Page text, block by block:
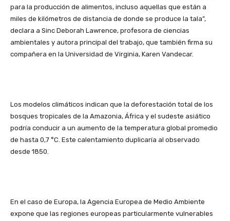
para la producción de alimentos, incluso aquellas que están a
miles de kilómetros de distancia de donde se produce la tala”,
declara a Sinc Deborah Lawrence, profesora de ciencias
ambientales y autora principal del trabajo, que también firma su
compañera en la Universidad de Virginia, Karen Vandecar.
Los modelos climáticos indican que la deforestación total de los
bosques tropicales de la Amazonia, África y el sudeste asiático
podría conducir a un aumento de la temperatura global promedio
de hasta 0,7 °C. Este calentamiento duplicaría al observado
desde 1850.
En el caso de Europa, la Agencia Europea de Medio Ambiente
expone que las regiones europeas particularmente vulnerables